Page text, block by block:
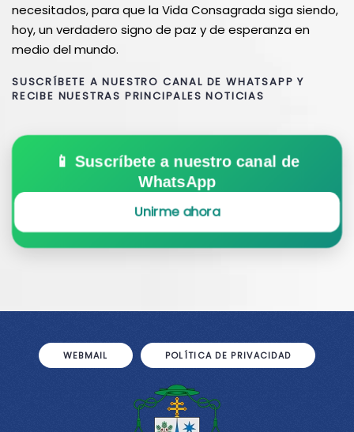
necesitados, para que la Vida Consagrada siga siendo,
hoy, un verdadero signo de paz y de esperanza en
medio del mundo.
SUSCRÍBETE A NUESTRO CANAL DE WHATSAPP Y
RECIBE NUESTRAS PRINCIPALES NOTICIAS
📱 Suscríbete a nuestro canal de
WhatsApp
Unirme ahora
WEBMAIL POLÍTICA DE PRIVACIDAD